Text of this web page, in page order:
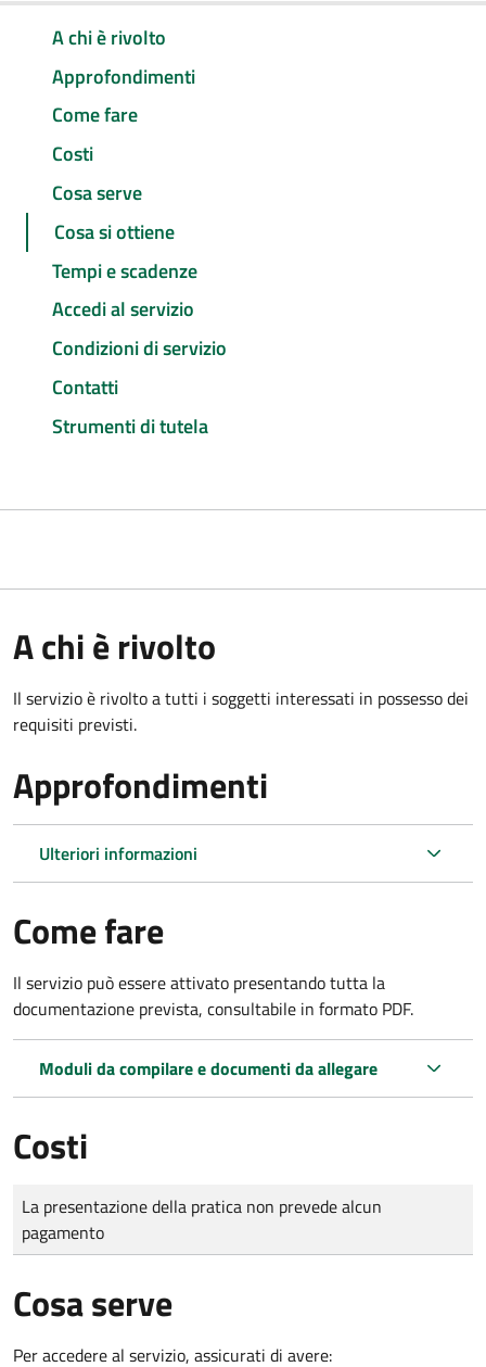
A chi è rivolto
Approfondimenti
Come fare
Costi
Cosa serve
Cosa si ottiene
Tempi e scadenze
Accedi al servizio
Condizioni di servizio
Contatti
Strumenti di tutela
A chi è rivolto
Il servizio è rivolto a tutti i soggetti interessati in possesso dei
requisiti previsti.
Approfondimenti
Ulteriori informazioni
Come fare
Il servizio può essere attivato presentando tutta la
documentazione prevista, consultabile in formato PDF.
Moduli da compilare e documenti da allegare
Costi
Tipo di pagamento
Importo
La presentazione della pratica non prevede alcun
pagamento
Cosa serve
Per accedere al servizio, assicurati di avere: